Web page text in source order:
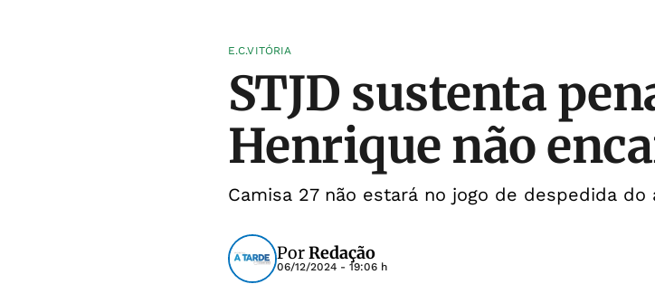
E.C.VITÓRIA
STJD sustenta
Henrique não
Camisa 27 não estará no jogo de despedida do
PorRedação
06/12/2024 - 19:06 h